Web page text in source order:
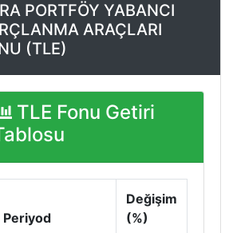
PORTFÖY YABANCI
ARAÇLARI
(TLE)
TLE Fonu Getiri
Periyod
Değişim
(%)